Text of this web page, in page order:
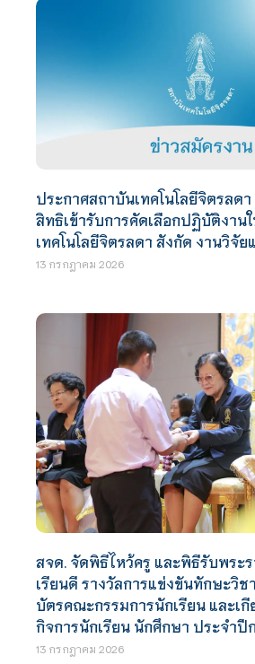
ประกาศสถาบันเทคโนโลยีจิตรลดา
สิทธิเข้ารับการคัดเลือกปฏิบัติงาน
เทคโนโลยีจิตรลดา สังกัด งานวิจั
13 กรกฎาคม 2026
สจด. จัดพิธีไหว้ครู และพิธีรับพระ
เรียนดี รางวัลการแข่งขันทักษะวิ
บัตรคณะกรรมการนักเรียน และเ
กิจการนักเรียน นักศึกษา ประจำปี
13 กรกฎาคม 2026